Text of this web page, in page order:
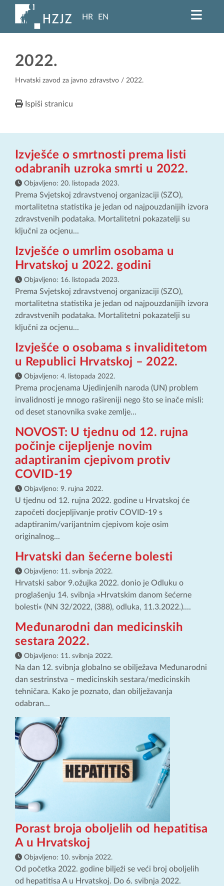
HR EN
2022.
Hrvatski zavod za javno zdravstvo / 2022.
Ispiši stranicu
Izvješće o smrtnosti prema listi
odabranih uzroka smrti u 2022.
Objavljeno: 20. listopada 2023.
Prema Svjetskoj zdravstvenoj organizaciji (SZO),
mortalitetna statistika je jedan od najpouzdanijih izvora
zdravstvenih podataka. Mortalitetni pokazatelji su
ključni za ocjenu...
Izvješće o umrlim osobama u
Hrvatskoj u 2022. godini
Objavljeno: 16. listopada 2023.
Prema Svjetskoj zdravstvenoj organizaciji (SZO),
mortalitetna statistika je jedan od najpouzdanijih izvora
zdravstvenih podataka. Mortalitetni pokazatelji su
ključni za ocjenu...
Izvješće o osobama s invaliditetom
u Republici Hrvatskoj – 2022.
Objavljeno: 4. listopada 2022.
Prema procjenama Ujedinjenih naroda (UN) problem
invalidnosti je mnogo rašireniji nego što se inače misli:
od deset stanovnika svake zemlje...
NOVOST: U tjednu od 12. rujna
počinje cijepljenje novim
adaptiranim cjepivom protiv
COVID-19
Objavljeno: 9. rujna 2022.
U tjednu od 12. rujna 2022. godine u Hrvatskoj će
započeti docjepljivanje protiv COVID-19 s
adaptiranim/varijantnim cjepivom koje osim
originalnog...
Hrvatski dan šećerne bolesti
Objavljeno: 11. svibnja 2022.
Hrvatski sabor 9.ožujka 2022. donio je Odluku o
proglašenju 14. svibnja »Hrvatskim danom šećerne
bolesti« (NN 32/2022, (388), odluka, 11.3.2022.)....
Međunarodni dan medicinskih
sestara 2022.
Objavljeno: 11. svibnja 2022.
Na dan 12. svibnja globalno se obilježava Međunarodni
dan sestrinstva – medicinskih sestara/medicinskih
tehničara. Kako je poznato, dan obilježavanja
odabran...
Porast broja oboljelih od hepatitisa
A u Hrvatskoj
Objavljeno: 10. svibnja 2022.
Od početka 2022. godine bilježi se veći broj oboljelih
od hepatitisa A u Hrvatskoj. Do 6. svibnja 2022.